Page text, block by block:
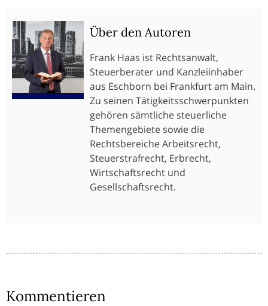
Über den Autoren
Frank Haas ist Rechtsanwalt,
Steuerberater und Kanzleiinhaber
aus Eschborn bei Frankfurt am Main.
Zu seinen Tätigkeitsschwerpunkten
gehören sämtliche steuerliche
Themengebiete sowie die
Rechtsbereiche Arbeitsrecht,
Steuerstrafrecht, Erbrecht,
Wirtschaftsrecht und
Gesellschaftsrecht.
Kommentieren